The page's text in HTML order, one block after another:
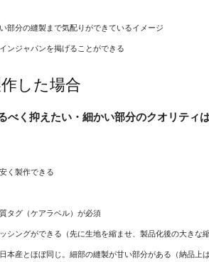
部分の縫製まで気配りができているイメージ
ンジャパンを掲げることができる
した場合
べく抑えたい・細かい部分のクオリティ
く製作できる
タグ（ケアラベル）が必須
シングができる（先に生地を縮ませ、製品化後の大きな
本産とほぼ同じ。細部の縫製が甘い部分がある（納品上